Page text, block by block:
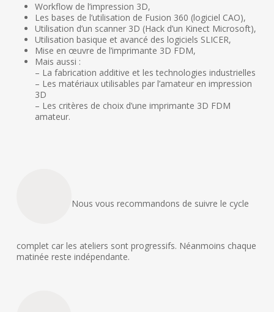
Workflow de l’impression 3D,
Les bases de l’utilisation de Fusion 360 (logiciel CAO),
Utilisation d’un scanner 3D (Hack d’un Kinect Microsoft),
Utilisation basique et avancé des logiciels SLICER,
Mise en œuvre de l’imprimante 3D FDM,
Mais aussi :
– La fabrication additive et les technologies industrielles
– Les matériaux utilisables par l’amateur en impression
3D
– Les critères de choix d’une imprimante 3D FDM
amateur.
Nous vous recommandons de suivre le cycle
complet car les ateliers sont progressifs. Néanmoins chaque
matinée reste indépendante.